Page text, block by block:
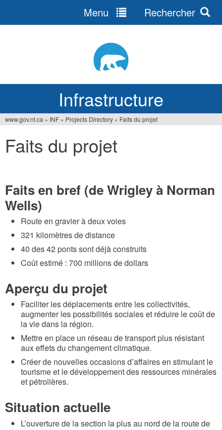
Infrastructure
Menu Rechercher
êtes
www.gov.nt.ca » INF » Projects Directory » Faits du projet
Faits du projet
Faits en bref (de Wrigley à Norman
Wells)
Route en gravier à deux voies
321 kilomètres de distance
40 des 42 ponts sont déjà construits
Coût estimé : 700 millions de dollars
Aperçu du projet
Faciliter les déplacements entre les collectivités,
augmenter les possibilités sociales et réduire le coût de
la vie dans la région.
Mettre en place un réseau de transport plus résistant
aux effets du changement climatique.
Créer de nouvelles occasions d’affaires en stimulant le
tourisme et le développement des ressources minérales
et pétrolières.
Situation actuelle
L’ouverture de la section la plus au nord de la route de